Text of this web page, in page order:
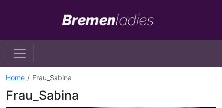
Home Frau_Sabina
Frau_Sabina